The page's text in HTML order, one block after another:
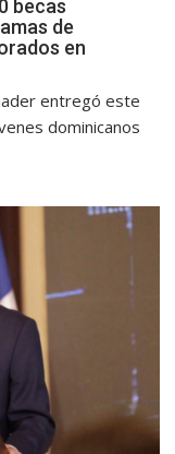
becas
de
en
entregó este
dominicanos